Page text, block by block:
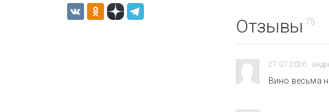
Отзывы 75
27.07.2026
Вино весьма